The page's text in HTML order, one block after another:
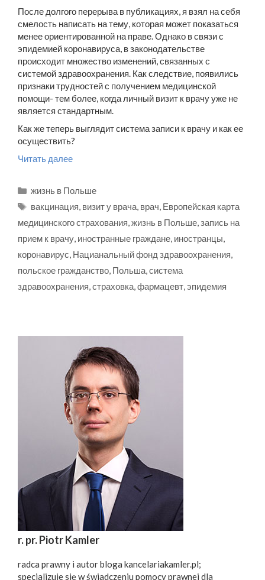
После долгого перерыва в публикациях, я взял на себя
смелость написать на тему, которая может показаться
менее ориентированной на праве. Однако в связи с
эпидемией коронавируса, в законодательстве
происходит множество изменений, связанных с
системой здравоохранения. Как следствие, появились
признаки трудностей с получением медицинской
помощи- тем более, когда личный визит к врачу уже не
является стандартным.
Как же теперь выглядит система записи к врачу и как ее
осуществить?
Читать далее
Рубрики
жизнь в Польше
Метки
вакцинация, визит у врача, врач, Европейская карта
медицинского страхования,жизнь в Польше,запись на
прием к врачу, иностранные граждане, иностранцы,
коронавирус, Нацианальный фонд здравоохранения,
польское гражданство, Польша,система
здравоохранения,страховка,фармацевт,эпидемия
r. pr. Piotr Kamler
radca prawny i autor bloga kancelariakamler.pl;
specjalizuje się w świadczeniu pomocy prawnej dla